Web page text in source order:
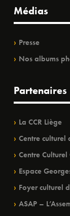
Médias
Presse
Nos albums
Partenaires
La CCR Liège
Centre culturel
Centre
Espace
Foyer culturel
ASAP –